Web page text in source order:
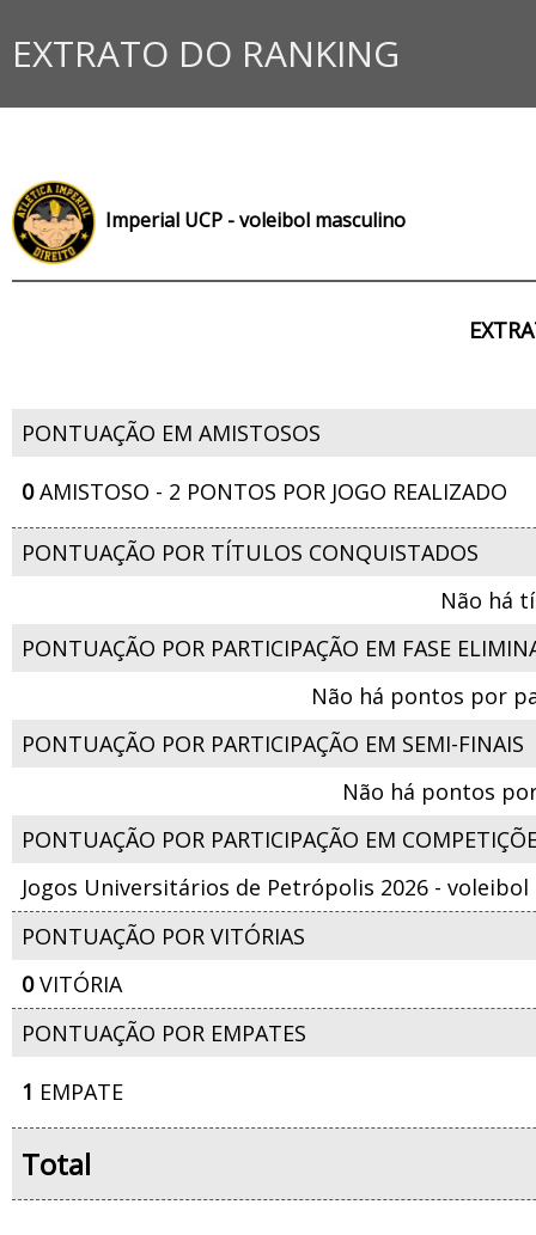
EXTRATO DO RANKING
Imperial UCP - voleibol masculino
PONTUAÇÃO EM AMISTOSOS
0AMISTOSO - 2 PONTOS POR JOGO REALIZADO
PONTUAÇÃO POR TÍTULOS CONQUISTADOS
Não há
PONTUAÇÃO POR PARTICIPAÇÃO EM FASE
Não há pontos por
PONTUAÇÃO POR PARTICIPAÇÃO EM SEMI-FINAIS
Não há pontos
PONTUAÇÃO POR PARTICIPAÇÃO EM
Jogos Universitários de Petrópolis 2026 -
PONTUAÇÃO POR VITÓRIAS
0VITÓRIA
PONTUAÇÃO POR EMPATES
1 EMPATE
Total